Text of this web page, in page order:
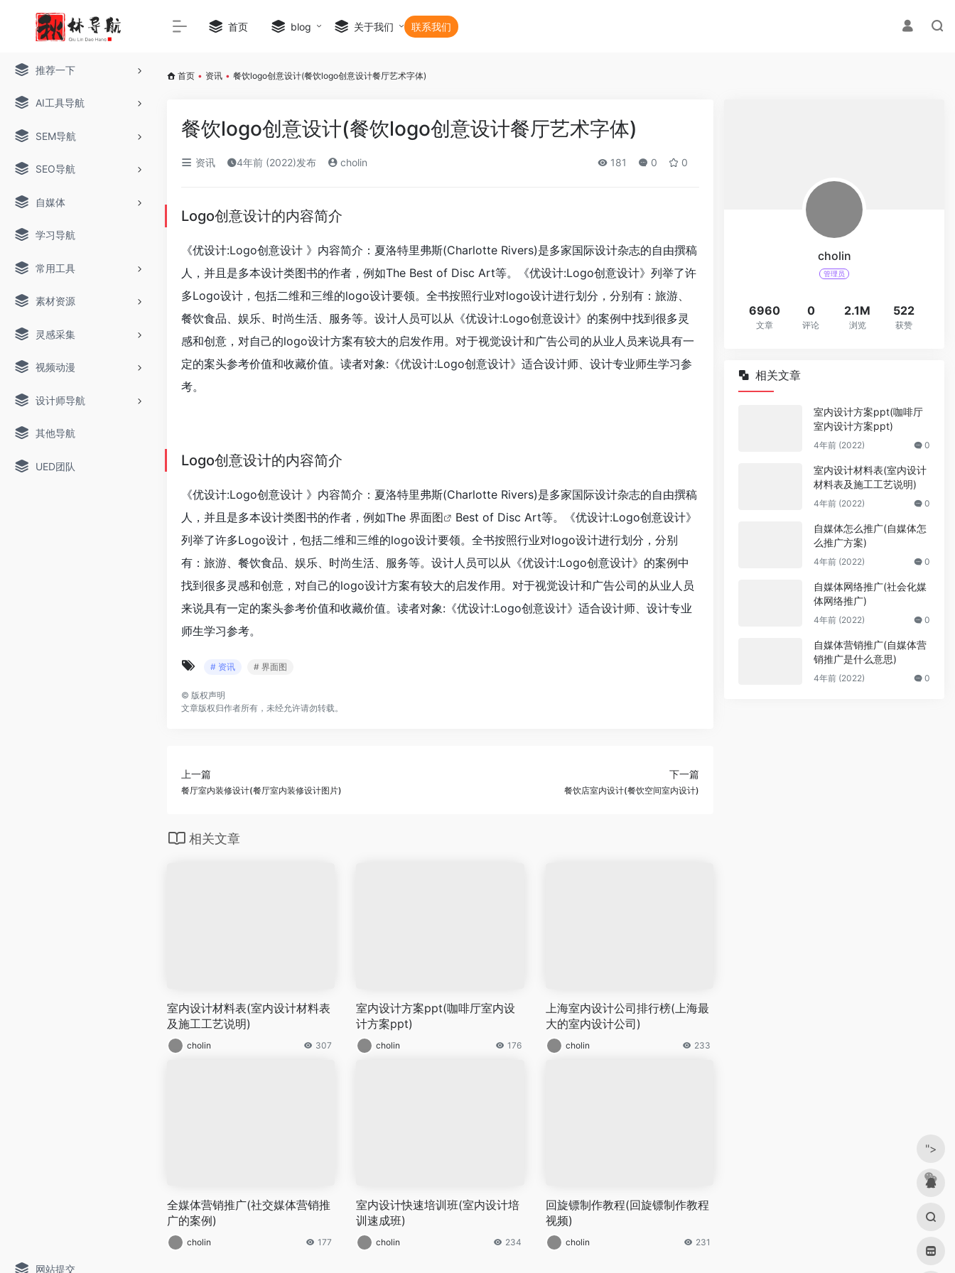
推荐一下
AI工具导航
SEM导航
SEO导航
自媒体
学习导航
常用工具
素材资源
灵感采集
视频动漫
设计师导航
其他导航
UED团队
网站提交
首页 blog 关于我们 联系我们
首页 • 资讯 • 餐饮logo创意设计(餐饮logo创意设计餐厅艺术字体)
餐饮logo创意设计(餐饮logo创意设计餐厅艺术字体)
资讯 4年前 (2022)发布 cholin 181 0 0
Logo创意设计的内容简介
《优设计:Logo创意设计 》内容简介：夏洛特里弗斯(Charlotte Rivers)是多家国际设计杂志的自由撰稿
人，并且是多本设计类图书的作者，例如The Best of Disc Art等。《优设计:Logo创意设计》列举了许
多Logo设计，包括二维和三维的logo设计要领。全书按照行业对logo设计进行划分，分别有：旅游、
餐饮食品、娱乐、时尚生活、服务等。设计人员可以从《优设计:Logo创意设计》的案例中找到很多灵
感和创意，对自己的logo设计方案有较大的启发作用。对于视觉设计和广告公司的从业人员来说具有一
定的案头参考价值和收藏价值。读者对象:《优设计:Logo创意设计》适合设计师、设计专业师生学习参
考。
Logo创意设计的内容简介
《优设计:Logo创意设计 》内容简介：夏洛特里弗斯(Charlotte Rivers)是多家国际设计杂志的自由撰稿
人，并且是多本设计类图书的作者，例如The 界面图
Best of Disc Art等。《优设计:Logo创意设计》
列举了许多Logo设计，包括二维和三维的logo设计要领。全书按照行业对logo设计进行划分，分别
有：旅游、餐饮食品、娱乐、时尚生活、服务等。设计人员可以从《优设计:Logo创意设计》的案例中
找到很多灵感和创意，对自己的logo设计方案有较大的启发作用。对于视觉设计和广告公司的从业人员
来说具有一定的案头参考价值和收藏价值。读者对象:《优设计:Logo创意设计》适合设计师、设计专业
师生学习参考。
# 资讯 # 界面图
© 版权声明
文章版权归作者所有，未经允许请勿转载。
上一篇
餐厅室内装修设计(餐厅室内装修设计图片)
下一篇
餐饮店室内设计(餐饮空间室内设计)
相关文章
室内设计材料表(室内设计材料表
及施工工艺说明)
cholin 307
室内设计方案ppt(咖啡厅室内设
计方案ppt)
cholin 176
上海室内设计公司排行榜(上海最
大的室内设计公司)
cholin 233
全媒体营销推广(社交媒体营销推
广的案例)
cholin 177
室内设计快速培训班(室内设计培
训速成班)
cholin 234
回旋镖制作教程(回旋镖制作教程
视频)
cholin 231
cholin
管理员
6960
文章
0
评论
2.1M
浏览
522
获赞
相关文章
室内设计方案ppt(咖啡厅
室内设计方案ppt)
4年前 (2022) 0
室内设计材料表(室内设计
材料表及施工工艺说明)
4年前 (2022) 0
自媒体怎么推广(自媒体怎
么推广方案)
4年前 (2022) 0
自媒体网络推广(社会化媒
体网络推广)
4年前 (2022) 0
自媒体营销推广(自媒体营
销推广是什么意思)
4年前 (2022) 0
">